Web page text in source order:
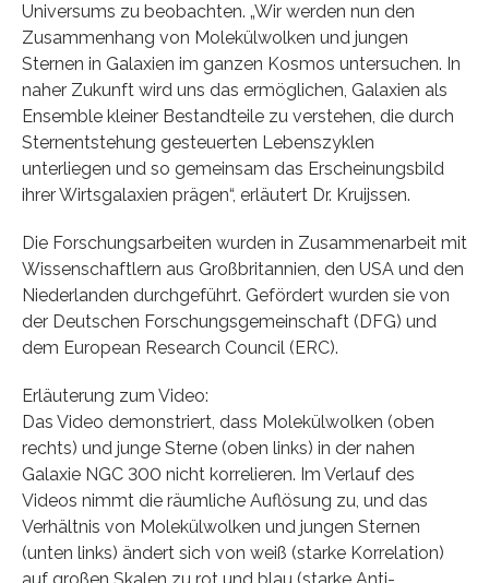
Universums zu beobachten. „Wir werden nun den
Zusammenhang von Molekülwolken und jungen
Sternen in Galaxien im ganzen Kosmos untersuchen. In
naher Zukunft wird uns das ermöglichen, Galaxien als
Ensemble kleiner Bestandteile zu verstehen, die durch
Sternentstehung gesteuerten Lebenszyklen
unterliegen und so gemeinsam das Erscheinungsbild
ihrer Wirtsgalaxien prägen“, erläutert Dr. Kruijssen.
Die Forschungsarbeiten wurden in Zusammenarbeit mit
Wissenschaftlern aus Großbritannien, den USA und den
Niederlanden durchgeführt. Gefördert wurden sie von
der Deutschen Forschungsgemeinschaft (DFG) und
dem European Research Council (ERC).
Erläuterung zum Video:
Das Video demonstriert, dass Molekülwolken (oben
rechts) und junge Sterne (oben links) in der nahen
Galaxie NGC 300 nicht korrelieren. Im Verlauf des
Videos nimmt die räumliche Auflösung zu, und das
Verhältnis von Molekülwolken und jungen Sternen
(unten links) ändert sich von weiß (starke Korrelation)
auf großen Skalen zu rot und blau (starke Anti-